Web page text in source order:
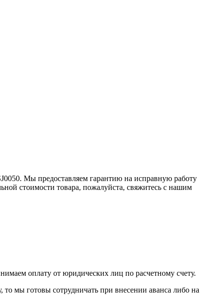
Мы предоставляем гарантию на исправную работу
стоимости товара, пожалуйста, свяжитесь с нашим
оплату от юридических лиц по расчетному счету.
то мы готовы сотрудничать при внесении аванса либо на